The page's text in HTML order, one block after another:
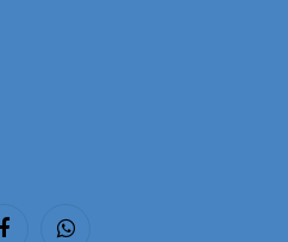
FacebookWhatsApp